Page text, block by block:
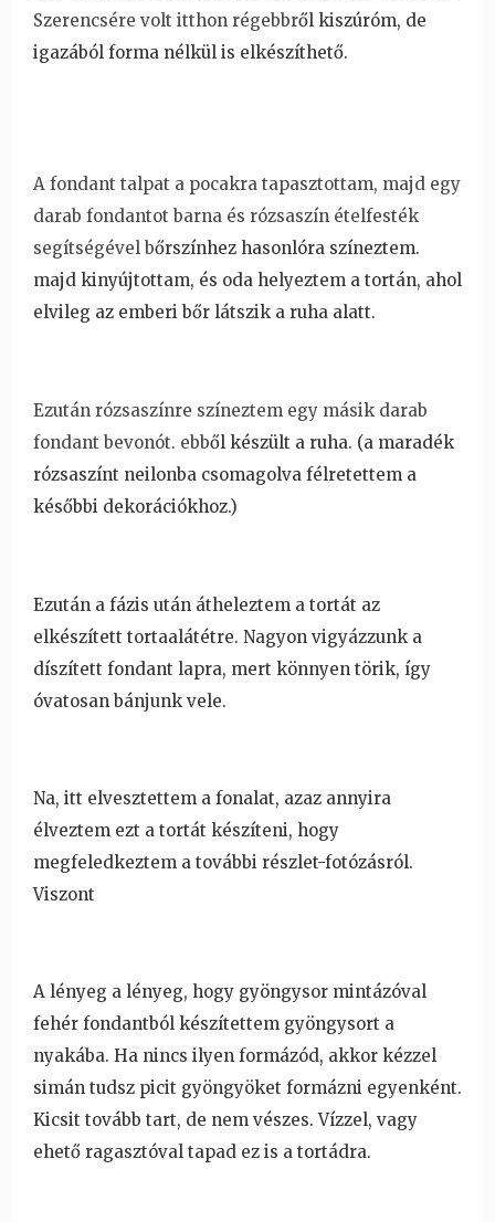
Szerencsére volt itthon régebbről kiszúróm, de
igazából forma nélkül is elkészíthető.
A fondant talpat a pocakra tapasztottam, majd egy
darab fondantot barna és rózsaszín ételfesték
segítségével bőrszínhez hasonlóra színeztem.
majd kinyújtottam, és oda helyeztem a tortán, ahol
elvileg az emberi bőr látszik a ruha alatt.
Ezután rózsaszínre színeztem egy másik darab
fondant bevonót. ebből készült a ruha. (a maradék
rózsaszínt neilonba csomagolva félretettem a
későbbi dekorációkhoz.)
Ezután a fázis után átheleztem a tortát az
elkészített tortaalátétre. Nagyon vigyázzunk a
díszített fondant lapra, mert könnyen törik, így
óvatosan bánjunk vele.
Na, itt elvesztettem a fonalat, azaz annyira
élveztem ezt a tortát készíteni, hogy
megfeledkeztem a további részlet-fotózásról.
Viszont
A lényeg a lényeg, hogy gyöngysor mintázóval
fehér fondantból készítettem gyöngysort a
nyakába. Ha nincs ilyen formázód, akkor kézzel
simán tudsz picit gyöngyöket formázni egyenként.
Kicsit tovább tart, de nem vészes. Vízzel, vagy
ehető ragasztóval tapad ez is a tortádra.